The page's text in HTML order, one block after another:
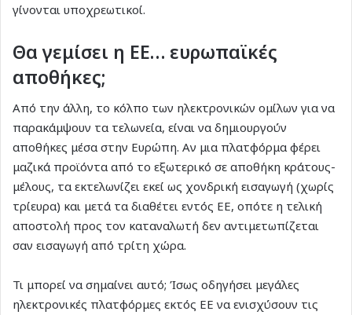
γίνονται υποχρεωτικοί.
Θα γεμίσει η ΕΕ… ευρωπαϊκές
αποθήκες;
Από την άλλη, το κόλπο των ηλεκτρονικών ομίλων για να
παρακάμψουν τα τελωνεία, είναι να δημιουργούν
αποθήκες μέσα στην Ευρώπη. Αν μια πλατφόρμα φέρει
μαζικά προϊόντα από το εξωτερικό σε αποθήκη κράτους-
μέλους, τα εκτελωνίζει εκεί ως χονδρική εισαγωγή (χωρίς
τρίευρα) και μετά τα διαθέτει εντός ΕΕ, οπότε η τελική
αποστολή προς τον καταναλωτή δεν αντιμετωπίζεται
σαν εισαγωγή από τρίτη χώρα.
Τι μπορεί να σημαίνει αυτό; Ίσως οδηγήσει μεγάλες
ηλεκτρονικές πλατφόρμες εκτός ΕΕ να ενισχύσουν τις